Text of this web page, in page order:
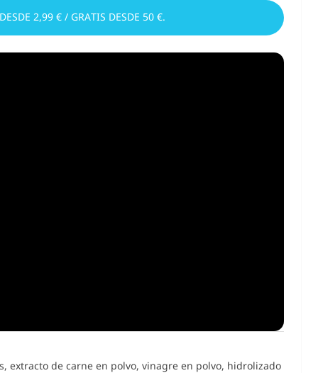
2,99 € / GRATIS DESDE 50 €.
extracto de carne en polvo, vinagre en polvo, hidrolizado